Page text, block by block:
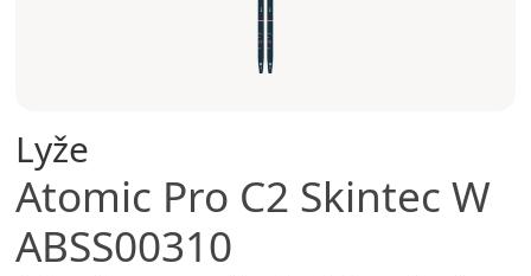
Lyže
Atomic Pro C2 Skintec W
ABSS00310